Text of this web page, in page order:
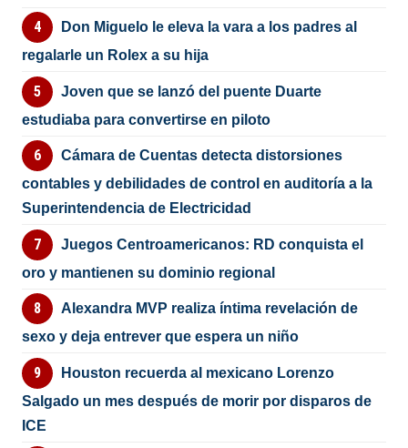
Don Miguelo le eleva la vara a los padres al
regalarle un Rolex a su hija
Joven que se lanzó del puente Duarte
estudiaba para convertirse en piloto
Cámara de Cuentas detecta distorsiones
contables y debilidades de control en auditoría a la
Superintendencia de Electricidad
Juegos Centroamericanos: RD conquista el
oro y mantienen su dominio regional
Alexandra MVP realiza íntima revelación de
sexo y deja entrever que espera un niño
Houston recuerda al mexicano Lorenzo
Salgado un mes después de morir por disparos de
ICE